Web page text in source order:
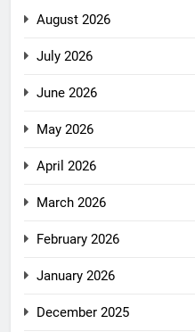
August 2026
July 2026
June 2026
May 2026
April 2026
March 2026
February 2026
January 2026
December 2025